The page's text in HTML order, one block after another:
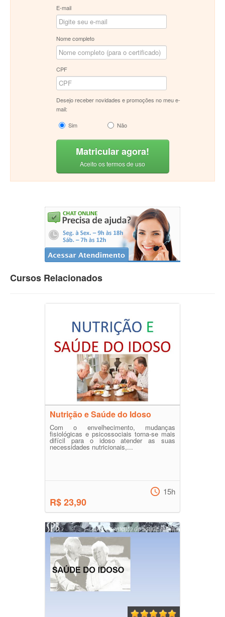
E-mail
Nome completo
CPF
Desejo receber novidades e promoções no meu e-
mail:
Sim
Não
Matricular agora!
Aceito os termos de uso
Cursos Relacionados
Nutrição e Saúde do Idoso
Com o envelhecimento, mudanças
fisiológicas e psicossociais torna-se mais
difícil para o idoso atender as suas
necessidades nutricionais,...
R$ 23,90
15h